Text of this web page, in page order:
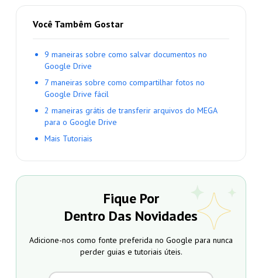
Você Tambêm Gostar
9 maneiras sobre como salvar documentos no
Google Drive
7 maneiras sobre como compartilhar fotos no
Google Drive fácil
2 maneiras grátis de transferir arquivos do MEGA
para o Google Drive
Mais Tutoriais
Fique Por
Dentro Das Novidades
Adicione-nos como fonte preferida no Google para nunca
perder guias e tutoriais úteis.